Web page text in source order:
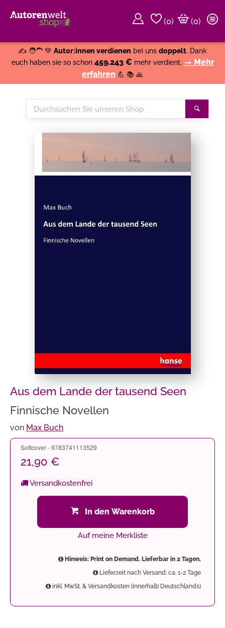
(0)
(0)
✍️ 🧑‍🦱 💚 Autor:innen verdienen bei uns doppelt. Dank
euch haben sie so schon 459.243 € mehr verdient. → Mehr
erfahren 💪 📚 🙏
Durchsuchen
Sie
Aus dem Lande der tausend Seen
Finnische Novellen
von Max Buch
Softcover - 9783741113529
21,90 €
Versandkostenfrei
In den Warenkorb
Auf meine Merkliste
Hinweis: Print on Demand. Lieferbar in 2 Tagen.
Lieferzeit nach Versand: ca. 1-2 Tage
inkl. MwSt. & Versandkosten (innerhalb Deutschlands)